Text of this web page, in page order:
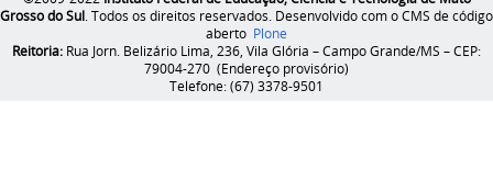
Grosso do Sul . Todos os direitos reservados. Desenvolvido com o CMS de código
aberto Plone
Reitoria: Rua Jorn. Belizário Lima, 236, Vila Glória – Campo Grande/MS – CEP:
79004-270 (Endereço provisório)
Telefone: (67) 3378-9501